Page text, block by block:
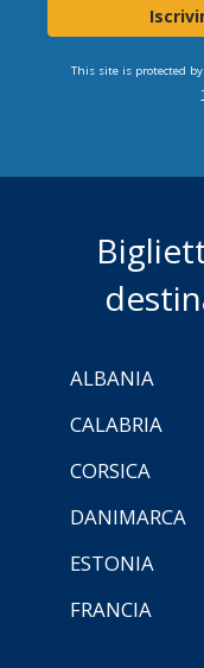
This site is protected by
ALBANIA
CALABRIA
CORSICA
DANIMARCA
ESTONIA
FRANCIA